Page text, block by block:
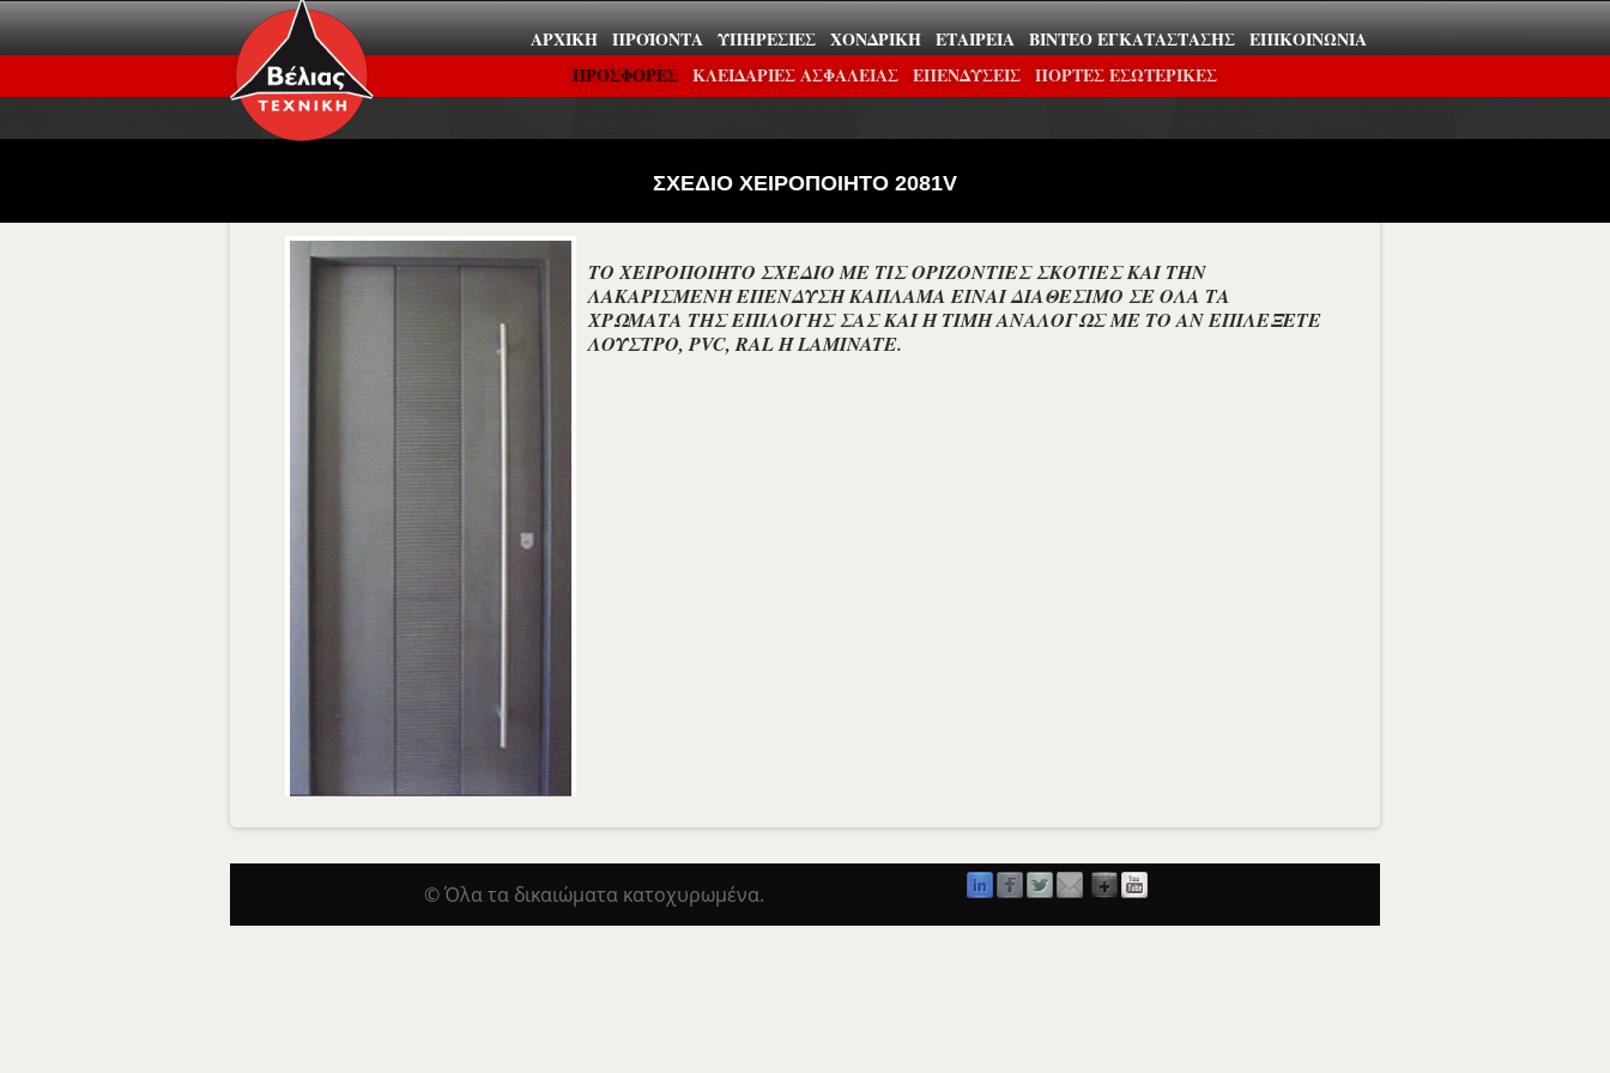
ΑΡΧΙΚΉ ΠΡΟΪΌΝΤΑ ΥΠΗΡΕΣΊΕΣ ΧΟΝΔΡΙΚΉ ΕΤΑΙΡΕΊΑ ΒΊΝΤΕΟ ΕΓΚΑΤΆΣΤΑΣΗΣ ΕΠΙΚΟΙΝΩΝΊΑ
ΠΡΟΣΦΟΡΕΣ ΚΛΕΙΔΑΡΙΕΣ ΑΣΦΑΛΕΙΑΣ ΕΠΕΝΔΎΣΕΙΣ ΠΟΡΤΕΣ ΕΣΩΤΕΡΙΚΕΣ
ΣΧΕΔΙΟ ΧΕΙΡΟΠΟΙΗΤΟ 2081V
ΤΟ ΧΕΙΡΟΠΟΙΗΤΟ ΣΧΕΔΙΟ ΜΕ ΤΙΣ ΟΡΙΖΟΝΤΙΕΣ ΣΚΟΤΙΕΣ ΚΑΙ ΤΗΝ
ΛΑΚΑΡΙΣΜΕΝΗ ΕΠΕΝΔΥΣΗ ΚΑΠΛΑΜΑ ΕΙΝΑΙ ΔΙΑΘΕΣΙΜΟ ΣΕ ΟΛΑ ΤΑ
ΧΡΩΜΑΤΑ ΤΗΣ ΕΠΙΛΟΓΗΣ ΣΑΣ ΚΑΙ Η ΤΙΜΗ ΑΝΑΛΟΓΩΣ ΜΕ ΤΟ ΑΝ ΕΠΙΛΕΞΕΤΕ
ΛΟΥΣΤΡΟ, PVC, RAL Ή LAMINATE.
© Όλα τα δικαιώματα κατοχυρωμένα.